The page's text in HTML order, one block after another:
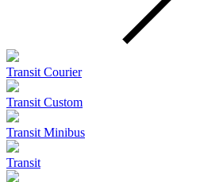
Transit Courier
Transit Custom
Transit Minibus
Transit